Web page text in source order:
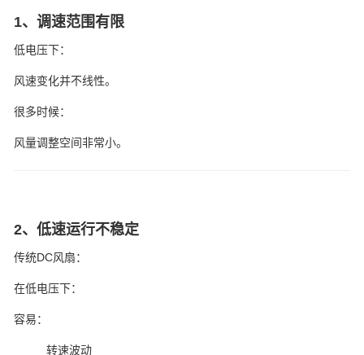
1、调速范围有限
低电压下：
风速变化并不线性。
很多时候：
风量调整空间非常小。
2、低速运行不稳定
传统DC风扇：
在低电压下：
容易：
转速波动